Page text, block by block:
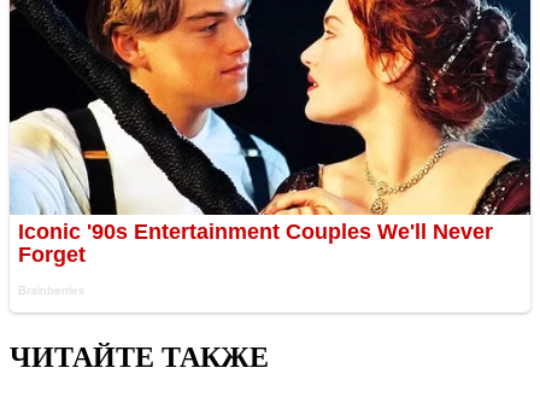
ЧИТАЙТЕ ТАКЖЕ